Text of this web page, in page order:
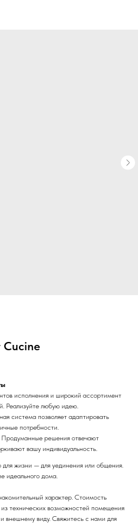
Cucine
исполнения и широкий ассортимент
Реализуйте любую идею.
система позволяет адаптировать
потребности.
Продуманные решения отвечают
вашу индивидуальность.
жизни — для уединения или общения.
идеального дома.
характер. Стоимость
технических возможностей помещения
внешнему виду. Свяжитесь с нами для